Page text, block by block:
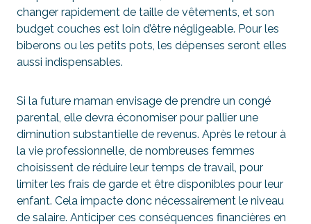
changer rapidement de taille de vêtements, et son
budget couches est loin d’être négligeable. Pour les
biberons ou les petits pots, les dépenses seront elles
aussi indispensables.
Si la future maman envisage de prendre un congé
parental, elle devra économiser pour pallier une
diminution substantielle de revenus. Après le retour à
la vie professionnelle, de nombreuses femmes
choisissent de réduire leur temps de travail, pour
limiter les frais de garde et être disponibles pour leur
enfant. Cela impacte donc nécessairement le niveau
de salaire. Anticiper ces conséquences financières en